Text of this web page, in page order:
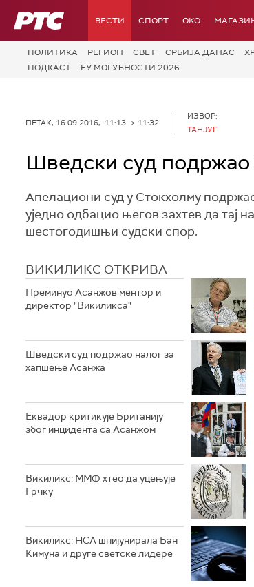
РТС ВЕСТИ СПОРТ OKO
ПОЛИТИКА РЕГИОН СВЕТ СРБИЈА ДАНАС
ПОДКАСТ
ЕУ МОГУЋНОСТИ 2026
ПЕТАК, 16.09.2016, 11:13 -> 11:32
ИЗВОР:
TAНЈУГ
Шведски суд
Апелациони суд у Стокхолму
уједно одбацио његов захтев да тај
шестогодишњи судски спор.
ВИКИЛИКС ОТКРИВА
Преминуо Асанжов ментор и
директор "Викиликса"
Шведски суд подржао налог за
хапшење Асанжа
Еквадор критикује Британију
због инцидента са Асанжом
Викиликс: ММФ хтео да уцењује
Грчку
Викиликс: НСА шпијунирала Бан
Кимуна и друге светске лидере